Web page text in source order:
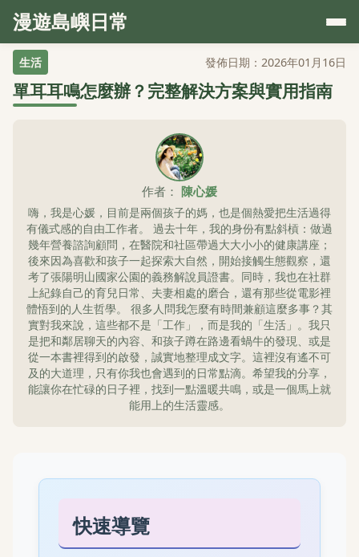
漫遊島嶼日常
生活 發佈日期：2026年01月16日
單耳耳鳴怎麼辦？完整解決方案與實用指南
作者： 陳心媛
嗨，我是心媛，目前是兩個孩子的媽，也是個熱愛把生活過得
有儀式感的自由工作者。 過去十年，我的身份有點斜槓：做過
幾年營養諮詢顧問，在醫院和社區帶過大大小小的健康講座；
後來因為喜歡和孩子一起探索大自然，開始接觸生態觀察，還
考了張陽明山國家公園的義務解說員證書。同時，我也在社群
上紀錄自己的育兒日常、夫妻相處的磨合，還有那些從電影裡
體悟到的人生哲學。 很多人問我怎麼有時間兼顧這麼多事？其
實對我來說，這些都不是「工作」，而是我的「生活」。我只
是把和鄰居聊天的內容、和孩子蹲在路邊看蝸牛的發現、或是
從一本書裡得到的啟發，誠實地整理成文字。這裡沒有遙不可
及的大道理，只有你我也會遇到的日常點滴。希望我的分享，
能讓你在忙碌的日子裡，找到一點溫暖共鳴，或是一個馬上就
能用上的生活靈感。
快速導覽